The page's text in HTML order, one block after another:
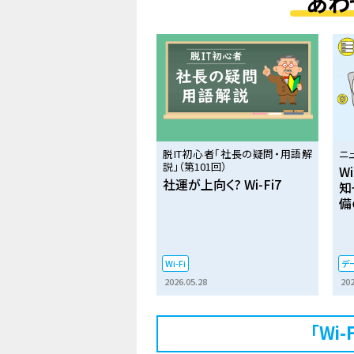
脱IT初心者「社長の疑問・用語解
説」（第101回）
社運が上向く? Wi-Fi7
Wi-Fi
2026.05.28
ニ
知
備
デ
「